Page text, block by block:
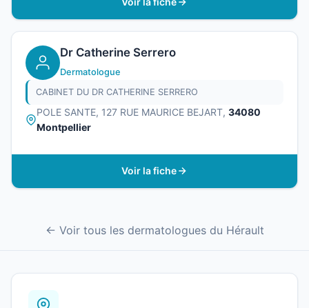
Dr Catherine Serrero
Dermatologue
CABINET DU DR CATHERINE SERRERO
POLE SANTE, 127 RUE MAURICE BEJART, 34080
Montpellier
Voir la fiche
← Voir tous les dermatologues du Hérault